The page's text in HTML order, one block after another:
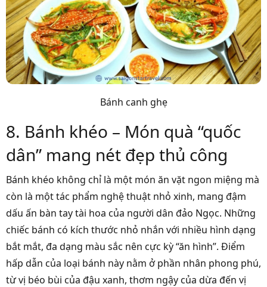
Bánh canh ghẹ
8. Bánh khéo – Món quà “quốc
dân” mang nét đẹp thủ công
Bánh khéo không chỉ là một món ăn vặt ngon miệng mà
còn là một tác phẩm nghệ thuật nhỏ xinh, mang đậm
dấu ấn bàn tay tài hoa của người dân đảo Ngọc. Những
chiếc bánh có kích thước nhỏ nhắn với nhiều hình dạng
bắt mắt, đa dạng màu sắc nên cực kỳ “ăn hình”. Điểm
hấp dẫn của loại bánh này nằm ở phần nhân phong phú,
từ vị béo bùi của đậu xanh, thơm ngậy của dừa đến vị